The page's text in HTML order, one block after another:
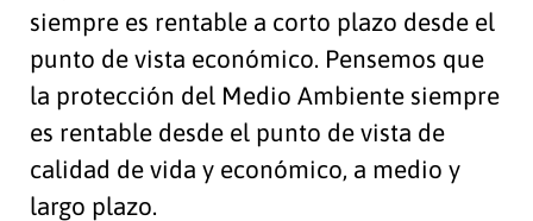
siempre es rentable a corto plazo desde el
punto de vista económico. Pensemos que
la protección del Medio Ambiente siempre
es rentable desde el punto de vista de
calidad de vida y económico, a medio y
largo plazo.